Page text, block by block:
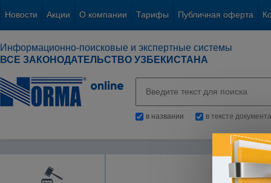
Новости Акции О компании Тарифы Публичная оферта
Информационно-поисковые и экспертные системы
ВСЕ ЗАКОНОДАТЕЛЬСТВО УЗБЕКИСТАНА
в названии в тексте документа